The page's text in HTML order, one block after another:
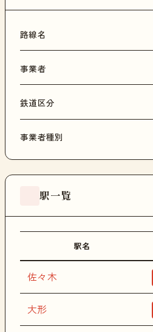
路線名
事業者
鉄道区分
事業者種別
駅一覧
駅名
佐々木
大形